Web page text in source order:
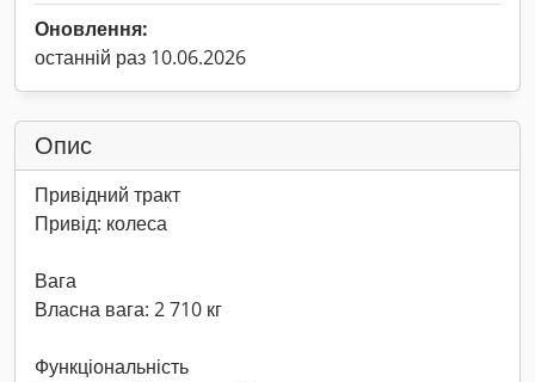
Оновлення:
останній раз 10.06.2026
Опис
Привідний тракт
Привід: колеса
Вага
Власна вага: 2 710 кг
Функціональність